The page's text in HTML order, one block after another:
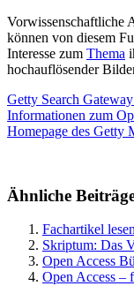
Vorwissenschaftliche
können von diesem
Interesse zum Thema
hochauflösender
Getty Search
Informationen zum
Homepage des Getty
Ähnliche
Fachartikel
Skriptum: Das
Open Access
Open Access –